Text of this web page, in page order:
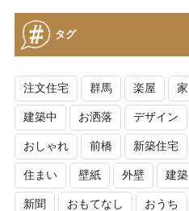
タグ
注文住宅 群馬 楽屋 家
建築中 お洒落 デザイン
おしゃれ 前橋 新築住宅
住まい 壁紙 外壁 建築
新聞 おもてなし おうち